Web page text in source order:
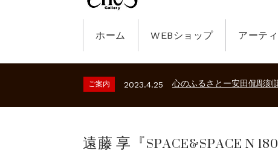
ホーム WEBショップ アーテ
ご案内 2023.2.25 ギャラリーシーズ「秋の
2026.2.17 砂澤ビッキ展 －砂澤ビッキ
ご案内 2023.2.25 ギャラリーシーズ「秋の
ご案内 2023.2.25
遠藤 享『SPACE&SPACE N